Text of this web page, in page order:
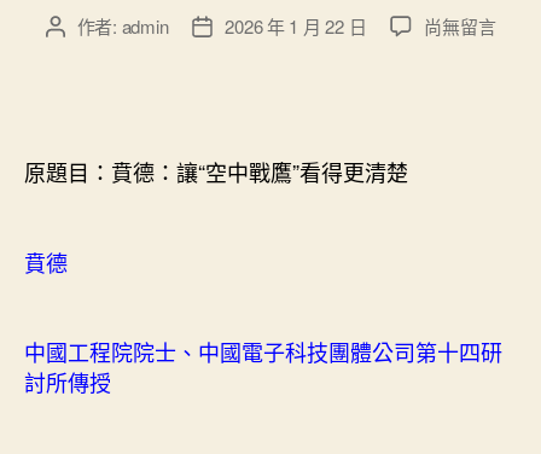
文 作者: admin
文
期
2026 年 1 月 22 日
在
九
宮
尚無留言
原題目：賁德：讓“空中戰鷹”看得更清楚
賁德
中國工程院院士、中國電子科技團體公司第十四研
討所傳授